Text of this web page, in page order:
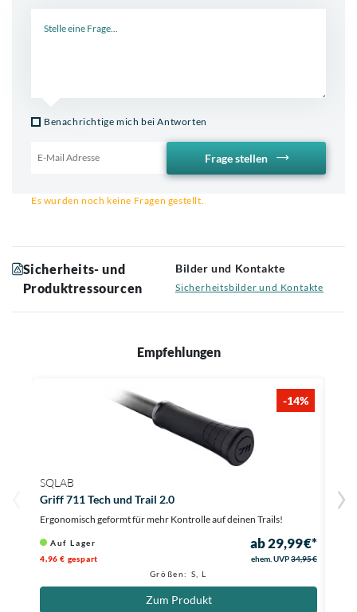
Benachrichtige mich bei Antworten
Frage stellen
Es wurden noch keine Fragen gestellt.
Sicherheits- und
Produktressourcen
Bilder und Kontakte
Sicherheitsbilder und Kontakte
Empfehlungen
-14%
SQLAB
Griff 711 Tech und Trail 2.0
Ergonomisch geformt für mehr Kontrolle auf deinen Trails!
Auf Lager ab 29,99 €*
4,96 € gespart ehem. UVP34,95 €
Größen: S, L
Zum Produkt